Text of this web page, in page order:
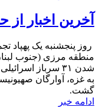
آخرین اخبار از
روز پنجشنبه یک پهپاد
منطقه مرزی (جنوب
شدن ۳۱ سرباز
به غزه، آوارگان
گشت.
ادامه خبر